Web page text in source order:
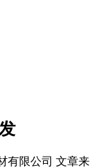
有限公司 文章来